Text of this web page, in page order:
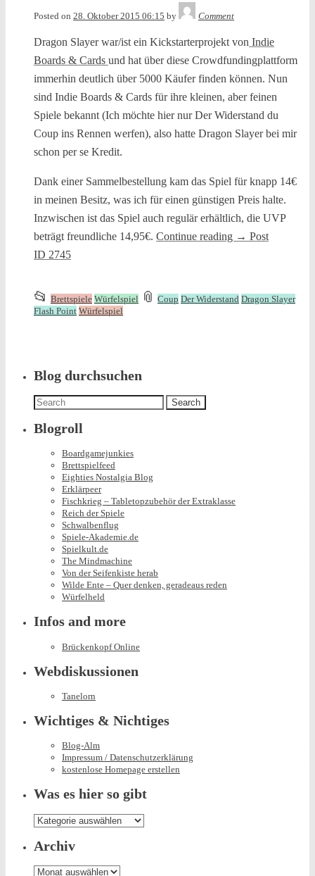
Posted on 28. Oktober 2015 06:15 by
Comment
Dragon Slayer war/ist ein Kickstarterprojekt von Indie
Boards & Cards und hat über diese Crowdfundingplattform
immerhin deutlich über 5000 Käufer finden können. Nun
sind Indie Boards & Cards für ihre kleinen, aber feinen
Spiele bekannt (Ich möchte hier nur Der Widerstand du
Coup ins Rennen werfen), also hatte Dragon Slayer bei mir
schon per se Kredit.
Dank einer Sammelbestellung kam das Spiel für knapp 14€
in meinen Besitz, was ich für einen günstigen Preis halte.
Inzwischen ist das Spiel auch regulär erhältlich, die UVP
beträgt freundliche 14,95€. Continue reading → Post
ID 2745
📂 This
entry
Brettspiele Würfelspiel 📎 and
Coup Der Widerstand Dragon Slayer
Flash Point Würfelspiel
Blog durchsuchen
Search
for:
Blogroll
Boardgamejunkies
Brettspielfeed
Eighties Nostalgia Blog
Erklärpeer
Fischkrieg – Tabletopzubehör der Extraklasse
Reich der Spiele
Schwalbenflug
Spiele-Akademie.de
Spielkult.de
The Mindmachine
Von der Seifenkiste herab
Wilde Ente – Quer denken, geradeaus reden
Würfelheld
Infos and more
Brückenkopf Online
Webdiskussionen
Tanelorn
Wichtiges & Nichtiges
Blog-Alm
Impressum / Datenschutzerklärung
kostenlose Homepage erstellen
Was es hier so gibt
Was
es
hier
so
gibt
Archiv
Archiv